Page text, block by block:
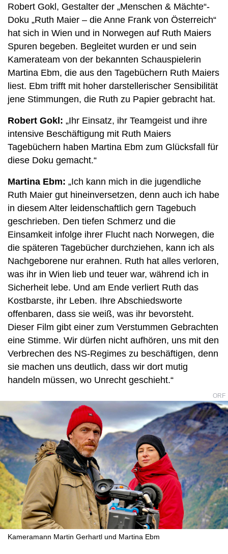
Robert Gokl, Gestalter der „Menschen & Mächte“-
Doku „Ruth Maier – die Anne Frank von Österreich“
hat sich in Wien und in Norwegen auf Ruth Maiers
Spuren begeben. Begleitet wurden er und sein
Kamerateam von der bekannten Schauspielerin
Martina Ebm, die aus den Tagebüchern Ruth Maiers
liest. Ebm trifft mit hoher darstellerischer Sensibilität
jene Stimmungen, die Ruth zu Papier gebracht hat.
Robert Gokl: „Ihr Einsatz, ihr Teamgeist und ihre
intensive Beschäftigung mit Ruth Maiers
Tagebüchern haben Martina Ebm zum Glücksfall für
diese Doku gemacht.“
Martina Ebm: „Ich kann mich in die jugendliche
Ruth Maier gut hineinversetzen, denn auch ich habe
in diesem Alter leidenschaftlich gern Tagebuch
geschrieben. Den tiefen Schmerz und die
Einsamkeit infolge ihrer Flucht nach Norwegen, die
die späteren Tagebücher durchziehen, kann ich als
Nachgeborene nur erahnen. Ruth hat alles verloren,
was ihr in Wien lieb und teuer war, während ich in
Sicherheit lebe. Und am Ende verliert Ruth das
Kostbarste, ihr Leben. Ihre Abschiedsworte
offenbaren, dass sie weiß, was ihr bevorsteht.
Dieser Film gibt einer zum Verstummen Gebrachten
eine Stimme. Wir dürfen nicht aufhören, uns mit den
Verbrechen des NS-Regimes zu beschäftigen, denn
sie machen uns deutlich, dass wir dort mutig
handeln müssen, wo Unrecht geschieht.“
ORF
Kameramann Martin Gerhartl und Martina Ebm